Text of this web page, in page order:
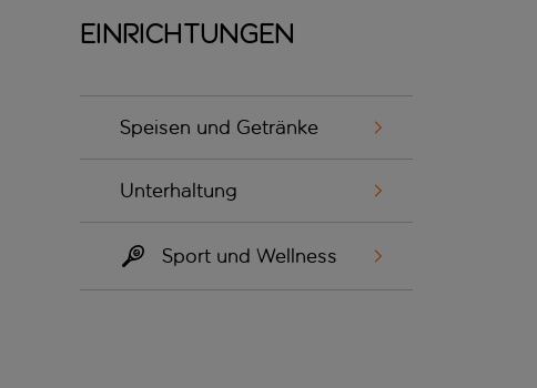
Einrichtungen
Speisen und Getränke
Unterhaltung
Sport und Wellness